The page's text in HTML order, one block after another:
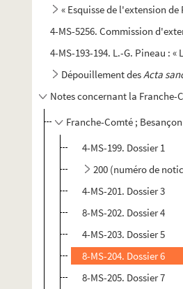
« Esquisse de l'extension de
4-MS-5256. Commission
4-MS-193-194. L.-G. Pineau :
Dépouillement desActa
Notes concernant la Franche-
Franche-Comté ;
4-MS-199. Dossier 1
200 (numéro de
4-MS-201. Dossier 3
8-MS-202. Dossier 4
4-MS-203. Dossier 5
8-MS-204. Dossier 6
8-MS-205. Dossier 7